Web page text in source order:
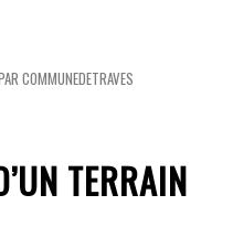
COMMUNEDETRAVES
TERRAIN